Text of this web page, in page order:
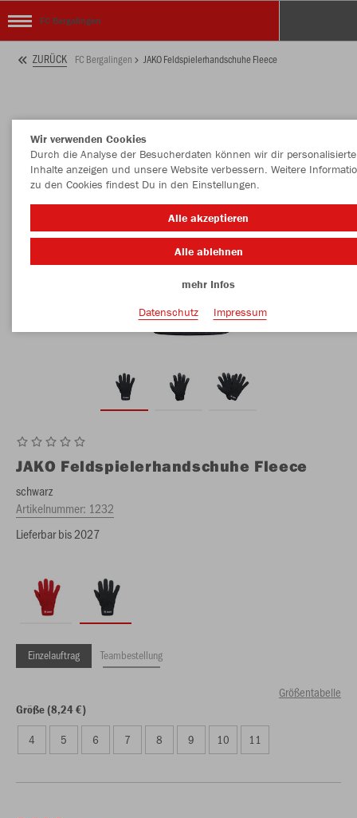
FC Bergalingen
ZURÜCK FC Bergalingen JAKO Feldspielerhandschuhe Fleece
JAKO Feldspielerhandschuhe Fleece
schwarz
Artikelnummer: 1232
Lieferbar bis 2027
Einzelauftrag Teambestellung
Größentabelle
Größe (8,24 €)
4 5 6 7 8 9 10 11
Wir verwenden Cookies
Durch die Analyse der Besucherdaten können wir dir personalisierte
Inhalte anzeigen und unsere Website verbessern. Weitere
zu den Cookies findest Du in den Einstellungen.
Alle akzeptieren
Alle ablehnen
mehr Infos
Datenschutz
Impressum